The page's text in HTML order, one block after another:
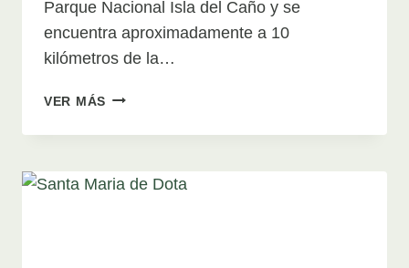
Parque Nacional Isla del Caño y se
encuentra aproximadamente a 10
kilómetros de la…
VER MÁS LA
DEL
TESORO